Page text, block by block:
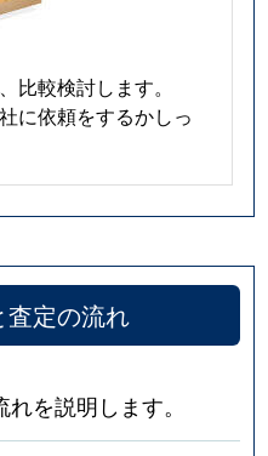
比較検討します。
に依頼をするかしっ
定の流れ
を説明します。